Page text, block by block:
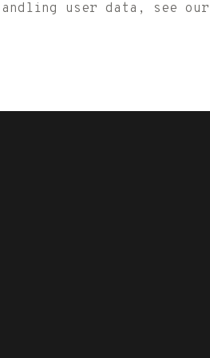
user data, see our